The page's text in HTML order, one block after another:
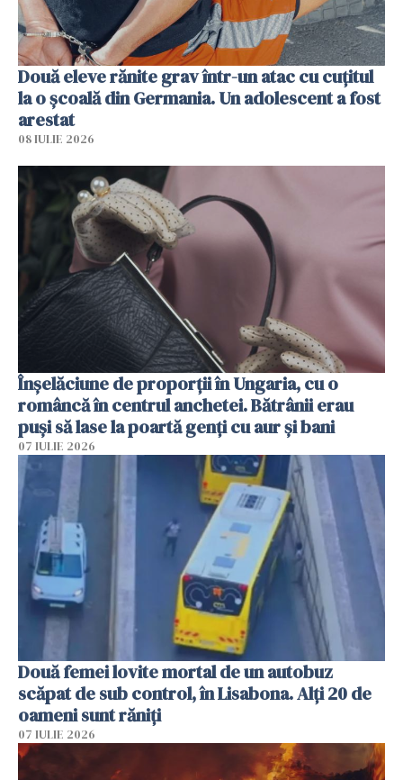
Două eleve rănite grav într-un atac cu cuțitul
la o școală din Germania. Un adolescent a fost
arestat
08 IULIE 2026
Înșelăciune de proporții în Ungaria, cu o
româncă în centrul anchetei. Bătrânii erau
puși să lase la poartă genți cu aur și bani
07 IULIE 2026
Două femei lovite mortal de un autobuz
scăpat de sub control, în Lisabona. Alți 20 de
oameni sunt răniți
07 IULIE 2026